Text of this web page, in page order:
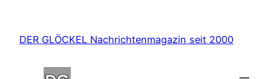
springen
DER GLÖCKEL Nachrichtenmagazin seit 2000